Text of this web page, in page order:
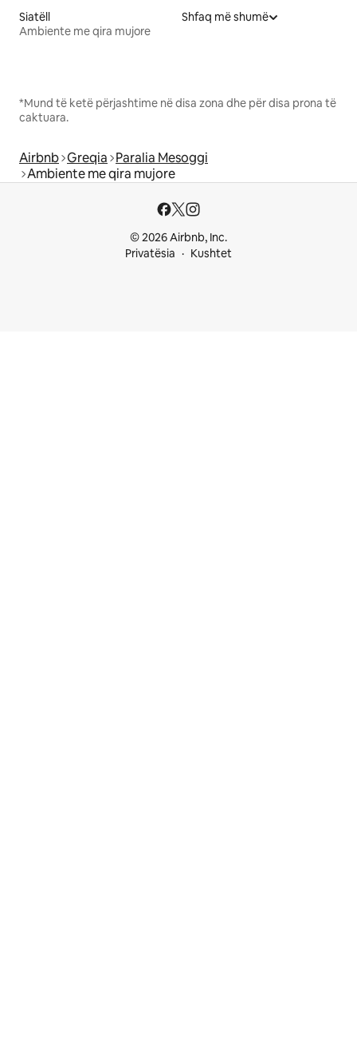
Siatëll
Ambiente me qira mujore
Shfaq më shumë
*Mund të ketë përjashtime në disa zona dhe për disa prona të
caktuara.
Airbnb Greqia Paralia Mesoggi
Ambiente me qira mujore
© 2026 Airbnb, Inc.
Privatësia
Kushtet